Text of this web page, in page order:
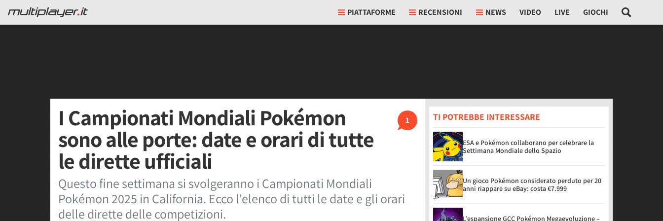
PIATTAFORME RECENSIONI NEWS VIDEO LIVE GIOCHI
1
I Campionati Mondiali Pokémon
sono alle porte: date e orari di tutte
le dirette ufficiali
Questo fine settimana si svolgeranno i Campionati Mondiali
Pokémon 2025 in California. Ecco l'elenco di tutti le date e gli orari
delle dirette delle competizioni.
TI POTREBBE INTERESSARE
ESA e Pokémon collaborano per celebrare la
Settimana Mondiale dello Spazio
Un gioco Pokémon considerato perduto per 20
anni riappare su eBay: costa €7.999
L’espansione GCC Pokémon Megaevoluzione –